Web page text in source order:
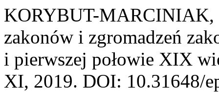
KORYBUT-MARCINIAK,
zakonów i zgromadzeń
i pierwszej połowie XIX
XI, 2019. DOI: 10.31648/